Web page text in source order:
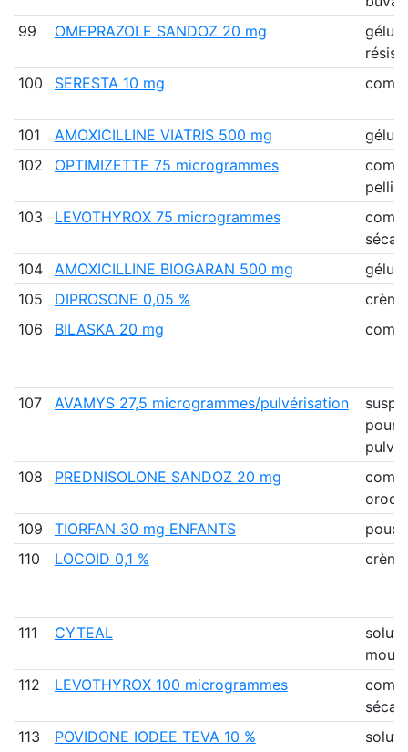
99
OMEPRAZOLE SANDOZ 20 mg
100
SERESTA 10 mg
101 AMOXICILLINE VIATRIS 500 mg
gélule
102
OPTIMIZETTE 75 microgrammes
103
LEVOTHYROX 75 microgrammes
104
AMOXICILLINE BIOGARAN 500 mg
gélule
105
DIPROSONE 0,05 %
crème
106
BILASKA 20 mg
107 AVAMYS 27,5 microgrammes/pulvérisation
pour
108
PREDNISOLONE SANDOZ 20 mg
109
TIORFAN 30 mg ENFANTS
110
LOCOID 0,1 % crème
111 CYTEAL
112
LEVOTHYROX 100 microgrammes
113
POVIDONE IODEE TEVA 10 %